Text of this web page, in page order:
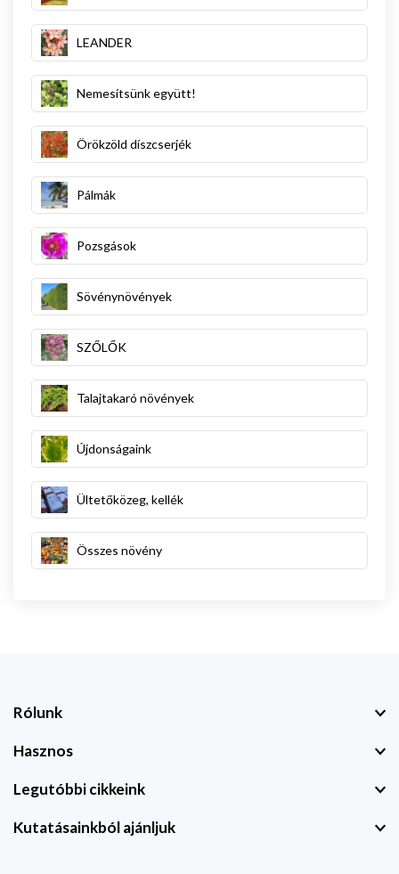
LEANDER
Nemesítsünk együtt!
Örökzöld díszcserjék
Pálmák
Pozsgások
Sövénynövények
SZŐLŐK
Talajtakaró növények
Újdonságaink
Ültetőközeg, kellék
Összes növény
Rólunk
Hasznos
Legutóbbi cikkeink
Kutatásainkból ajánljuk